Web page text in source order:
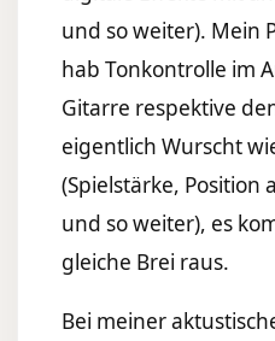
und so weiter). Mein
hab Tonkontrolle im
Gitarre respektive
eigentlich Wurscht
(Spielstärke, Position
und so weiter), es
gleiche Brei raus.
Bei meiner